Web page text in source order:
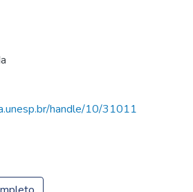
handle/10/31011